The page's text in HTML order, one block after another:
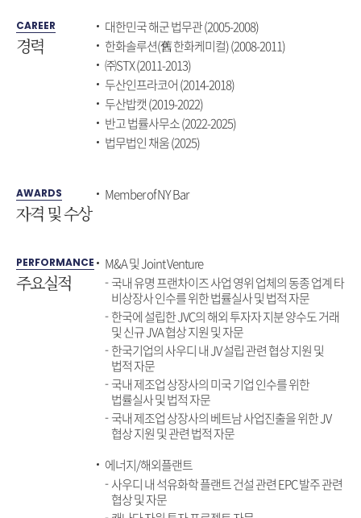
CAREER
경력
대한민국 해군 법무관 (2005-2008)
한화솔루션(舊 한화케미컬) (2008-2011)
㈜STX (2011-2013)
두산인프라코어 (2014-2018)
두산밥캣 (2019-2022)
반고 법률사무소 (2022-2025)
법무법인 채움 (2025)
AWARDS
자격 및 수상
Member of NY Bar
PERFORMANCE
주요실적
M&A 및 Joint Venture
국내 유명 프랜차이즈 사업 영위 업체의 동종 업계 타
비상장사 인수를 위한 법률실사 및 법적 자문
한국에 설립한 JVC의 해외 투자자 지분 양수도 거래
및 신규 JVA 협상 지원 및 자문
한국기업의 사우디 내 JV 설립 관련 협상 지원 및
법적 자문
국내 제조업 상장사의 미국 기업 인수를 위한
법률실사 및 법적 자문
국내 제조업 상장사의 베트남 사업진출을 위한 JV
협상 지원 및 관련 법적 자문
에너지/해외플랜트
사우디 내 석유화학 플랜트 건설 관련 EPC 발주 관련
협상 및 자문